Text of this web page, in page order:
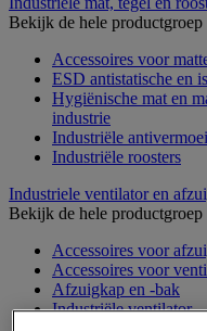
Bekijk de hele productgroep
Accessoires voor
ESD antistatische en
Hygiënische mat en
industrie
Industriële
Industriële roosters
Industriele ventilator en
Bekijk de hele productgroep
Accessoires voor
Accessoires voor
Afzuigkap en -bak
Industriële ventilator